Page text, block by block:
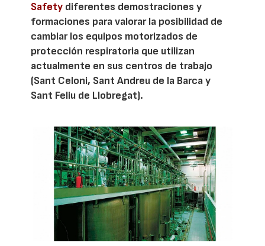
Safety diferentes demostraciones y
formaciones para valorar la posibilidad de
cambiar los equipos motorizados de
protección respiratoria que utilizan
actualmente en sus centros de trabajo
(Sant Celoni, Sant Andreu de la Barca y
Sant Feliu de Llobregat).